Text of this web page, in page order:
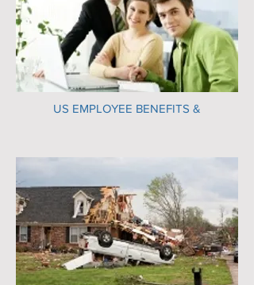
US EMPLOYEE BENEFITS &